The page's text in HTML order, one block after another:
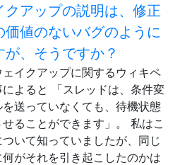
クアップの説明は、修正
価値のないバグのように
が、そうですか？
イクアップに関するウィキペ
よると 「スレッドは、条件変
送っていなくても、待機状態
ることができます」。 私はこ
いて知っていましたが、同じ
がそれを引き起こしたのかは